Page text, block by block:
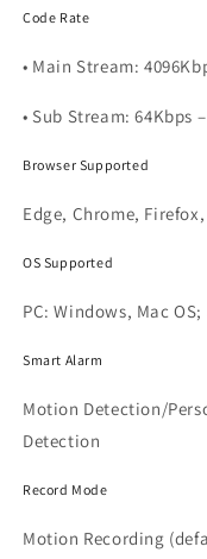
Code Rate
• Main Stream:
• Sub Stream: 64Kbps
Browser Supported
Edge, Chrome,
OS Supported
PC: Windows, Mac
Smart Alarm
Motion Detection/
Detection
Record Mode
Motion Recording